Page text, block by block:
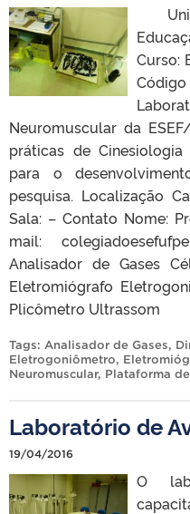
Curso:
Neuromuscular da
práticas de
para o
pesquisa. Localização
Sala: – Contato Nome:
mail:
Analisador de Gases
Eletromiógrafo
Plicômetro Ultrassom
Tags: Analisador de Gases,
Eletrogoniômetro,
Neuromuscular, Plataforma de
Laboratório de
19/04/2016
O